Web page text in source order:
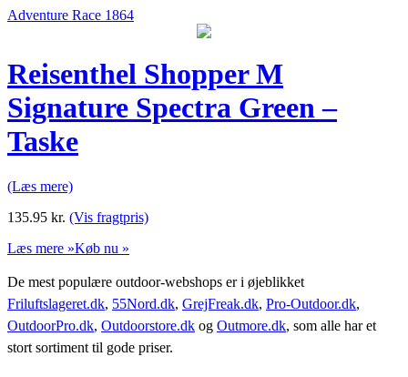
Adventure Race 1864
Reisenthel Shopper M
Signature Spectra Green –
Taske
(Læs mere)
135.95 kr. (Vis fragtpris)
Læs mere »Køb nu »
De mest populære outdoor-webshops er i øjeblikket
Friluftslageret.dk, 55Nord.dk, GrejFreak.dk, Pro-Outdoor.dk,
OutdoorPro.dk, Outdoorstore.dk og Outmore.dk, som alle har et
stort sortiment til gode priser.